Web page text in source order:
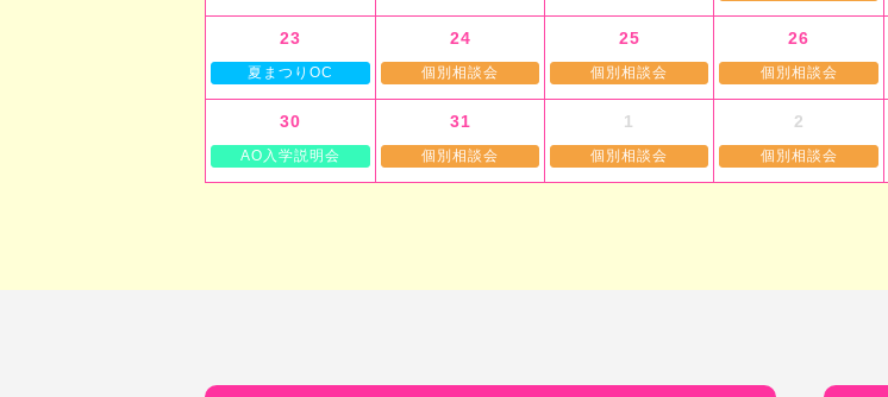
23
夏まつりOC
24
個別相談会
25
個別相談会
26
個別相談会
30
AO入学説明会
31
個別相談会
1
個別相談会
2
個別相談会